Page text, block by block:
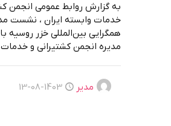
به گزارش روابط عمومی انجمن
خدمات وابسته ایران ، نشست
همگرایی بین‌المللی خزر روسیه
مدیره انجمن کشتیرانی و
مدیر 1403-08-13